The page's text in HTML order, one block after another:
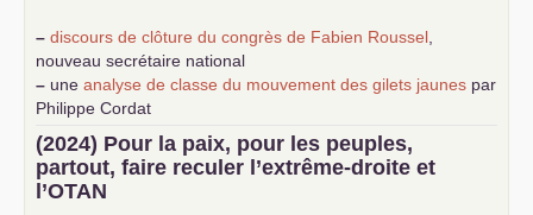
– discours de clôture du congrès de Fabien Roussel
nouveau secrétaire national
– une analyse de classe du mouvement des gilets jaunes par
Philippe Cordat
–
un texte de Jean-Claude Delaunay
le marxisme est la
science sociale de notre temps
–un appel proposé aux partis communistes et ouvrier
d’Europe
(2024) Pour la paix, pour les peuples,
partout, faire reculer l’extrême-droite et
l’OTAN